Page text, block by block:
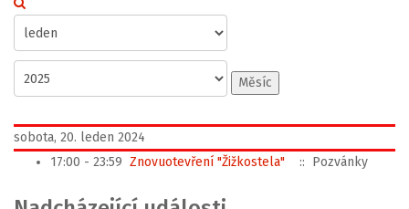
Měsíc
sobota, 20. leden 2024
17:00 - 23:59 Znovuotevření "Žižkostela" :: Pozvánky